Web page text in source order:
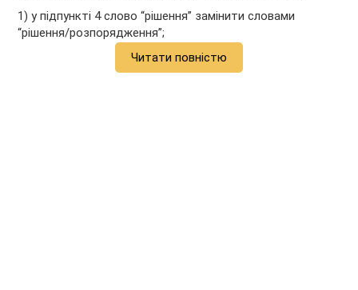
1) у підпункті 4 слово “рішення” замінити словами
“рішення/розпорядження”;
Читати повністю